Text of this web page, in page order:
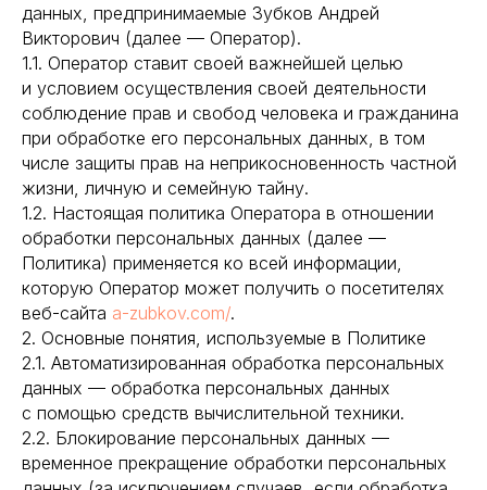
данных, предпринимаемые Зубков Андрей
Викторович (далее — Оператор).
1.1. Оператор ставит своей важнейшей целью
и условием осуществления своей деятельности
соблюдение прав и свобод человека и гражданина
при обработке его персональных данных, в том
числе защиты прав на неприкосновенность частной
жизни, личную и семейную тайну.
1.2. Настоящая политика Оператора в отношении
обработки персональных данных (далее —
Политика) применяется ко всей информации,
которую Оператор может получить о посетителях
веб-сайта a-zubkov.com/.
2. Основные понятия, используемые в Политике
2.1. Автоматизированная обработка персональных
данных — обработка персональных данных
с помощью средств вычислительной техники.
2.2. Блокирование персональных данных —
временное прекращение обработки персональных